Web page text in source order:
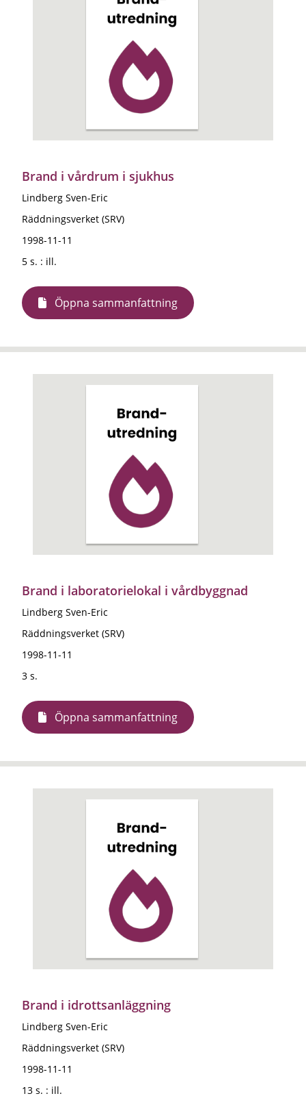
Brand i vårdrum i sjukhus
Lindberg Sven-Eric
Räddningsverket (SRV)
1998-11-11
5 s. : ill.
Öppna sammanfattning
Brand i laboratorielokal i vårdbyggnad
Lindberg Sven-Eric
Räddningsverket (SRV)
1998-11-11
3 s.
Öppna sammanfattning
Brand i idrottsanläggning
Lindberg Sven-Eric
Räddningsverket (SRV)
1998-11-11
13 s. : ill.